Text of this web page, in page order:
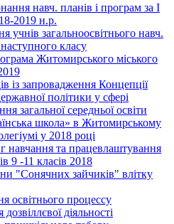
навч. планів і програм за І
2019 н.р.
учнів загальноосвітнього навч.
класу
Житомирського міського
із запровадження Концепції
політики у сфері
загальної середньої освіти
школа» в Житомирському
у 2018 році
навчання та працевлаштування
9 -11 класів 2018
"Сонячних зайчиків" влітку
освітнього процессу
дозвіллєвої діяльності